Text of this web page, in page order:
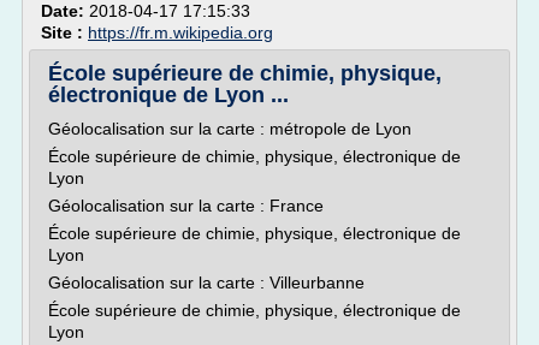
Date: 2018-04-17 17:15:33
Site : https://fr.m.wikipedia.org
École supérieure de chimie, physique,
électronique de Lyon ...
Géolocalisation sur la carte : métropole de Lyon
École supérieure de chimie, physique, électronique de
Lyon
Géolocalisation sur la carte : France
École supérieure de chimie, physique, électronique de
Lyon
Géolocalisation sur la carte : Villeurbanne
École supérieure de chimie, physique, électronique de
Lyon